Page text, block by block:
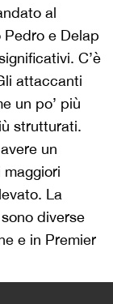
al
Pedro e Delap
C’è
attaccanti
un po’ più
strutturati.
un
La
diverse
e in Premier